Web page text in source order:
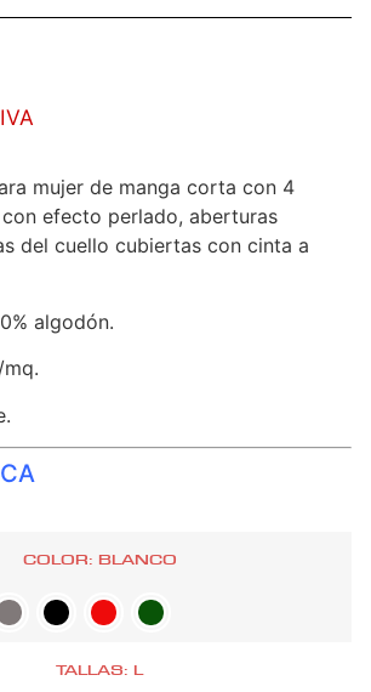
mujer de manga corta con 4
efecto perlado, aberturas
del cuello cubiertas con cinta a
algodón.
COLOR: BLANCO
TALLAS: L